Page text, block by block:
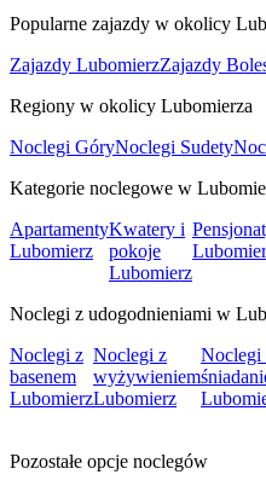
Popularne zajazdy w okolicy
Zajazdy LubomierzZajazdy
Regiony w okolicy Lubomierza
Noclegi GóryNoclegi Sudety
Kategorie noclegowe w
Apartamenty
Lubomierz
Kwatery i
pokoje
Lubomierz
Noclegi z udogodnieniami w
Noclegi z
basenem
Lubomierz
Noclegi z
wyżywieniem
Lubomierz
Noclegi
Pozostałe opcje noclegów